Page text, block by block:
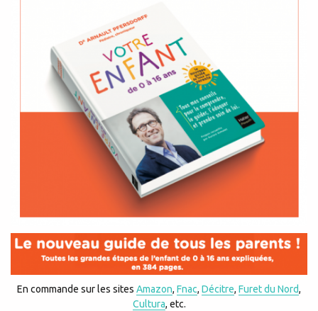
En commande sur les sites Amazon, Fnac, Décitre, Furet du Nord,
Cultura, etc.